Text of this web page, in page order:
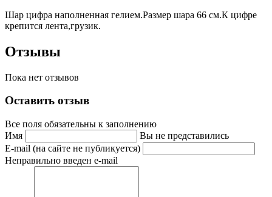
Шар цифра наполненная гелием.Размер шара 66 см.К цифре
крепится лента,грузик.
Отзывы
Пока нет отзывов
Оставить отзыв
Все поля обязательны к заполнению
Имя
Вы не представились
E-mail (на сайте не публикуется)
Неправильно введен e-mail